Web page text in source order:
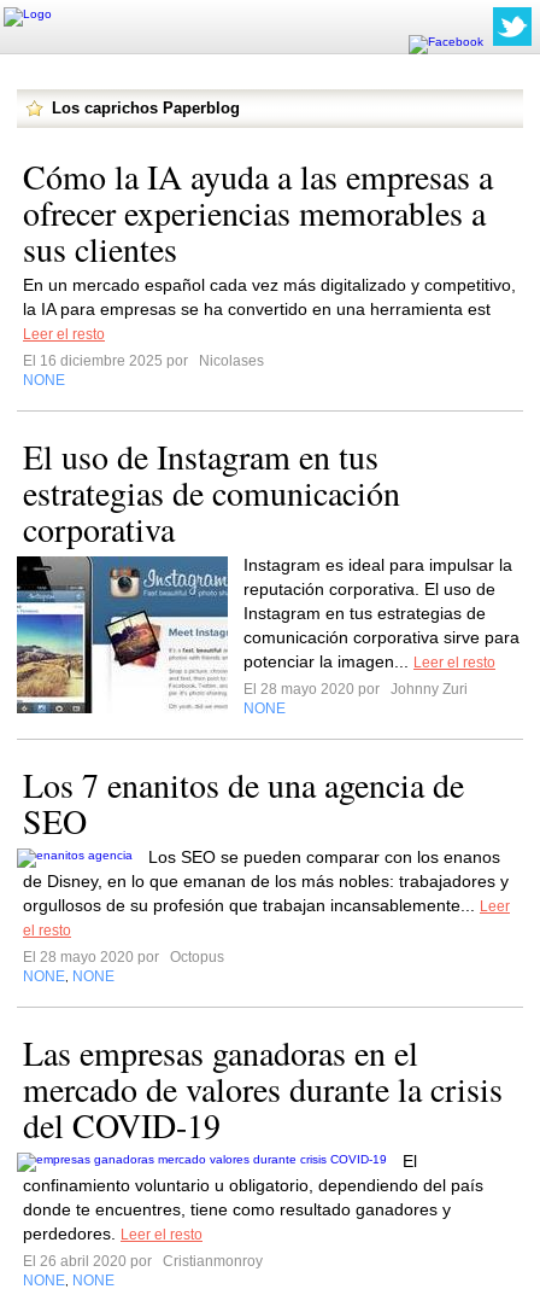
Los caprichos Paperblog
Cómo la IA ayuda a las empresas a
ofrecer experiencias memorables a
sus clientes
En un mercado español cada vez más digitalizado y competitivo,
la IA para empresas se ha convertido en una herramienta est
Leer el resto
El 16 diciembre 2025 por
Nicolases
NONE
El uso de Instagram en tus
estrategias de comunicación
corporativa
Instagram es ideal para impulsar la
reputación corporativa. El uso de
Instagram en tus estrategias de
comunicación corporativa sirve para
potenciar la imagen...
Leer el resto
El 28 mayo 2020 por
Johnny Zuri
NONE
Los 7 enanitos de una agencia de
SEO
Los SEO se pueden comparar con los enanos
de Disney, en lo que emanan de los más nobles: trabajadores y
orgullosos de su profesión que trabajan incansablemente...
Leer
el resto
El 28 mayo 2020 por
Octopus
NONE NONE
Las empresas ganadoras en el
mercado de valores durante la crisis
del COVID-19
El
confinamiento voluntario u obligatorio, dependiendo del país
donde te encuentres, tiene como resultado ganadores y
perdedores.
Leer el resto
El 26 abril 2020 por
Cristianmonroy
NONE NONE